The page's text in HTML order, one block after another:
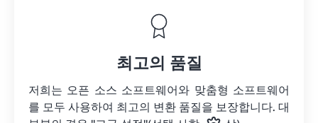
최고의 품질
저희는 오픈 소스 소프트웨어와 맞춤형 소프트웨어
를 모두 사용하여 최고의 변환 품질을 보장합니다. 대